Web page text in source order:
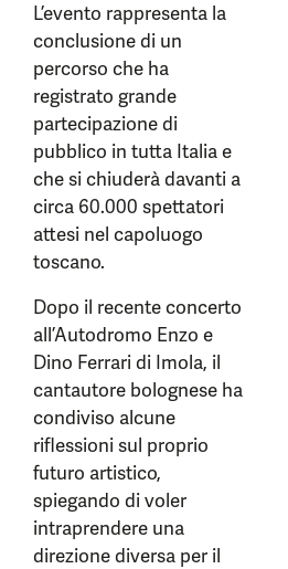
L’evento rappresenta la
conclusione di un
percorso che ha
registrato grande
partecipazione di
pubblico in tutta Italia e
che si chiuderà davanti a
circa 60.000 spettatori
attesi nel capoluogo
toscano.
Dopo il recente concerto
all’Autodromo Enzo e
Dino Ferrari di Imola, il
cantautore bolognese ha
condiviso alcune
riflessioni sul proprio
futuro artistico,
spiegando di voler
intraprendere una
direzione diversa per il